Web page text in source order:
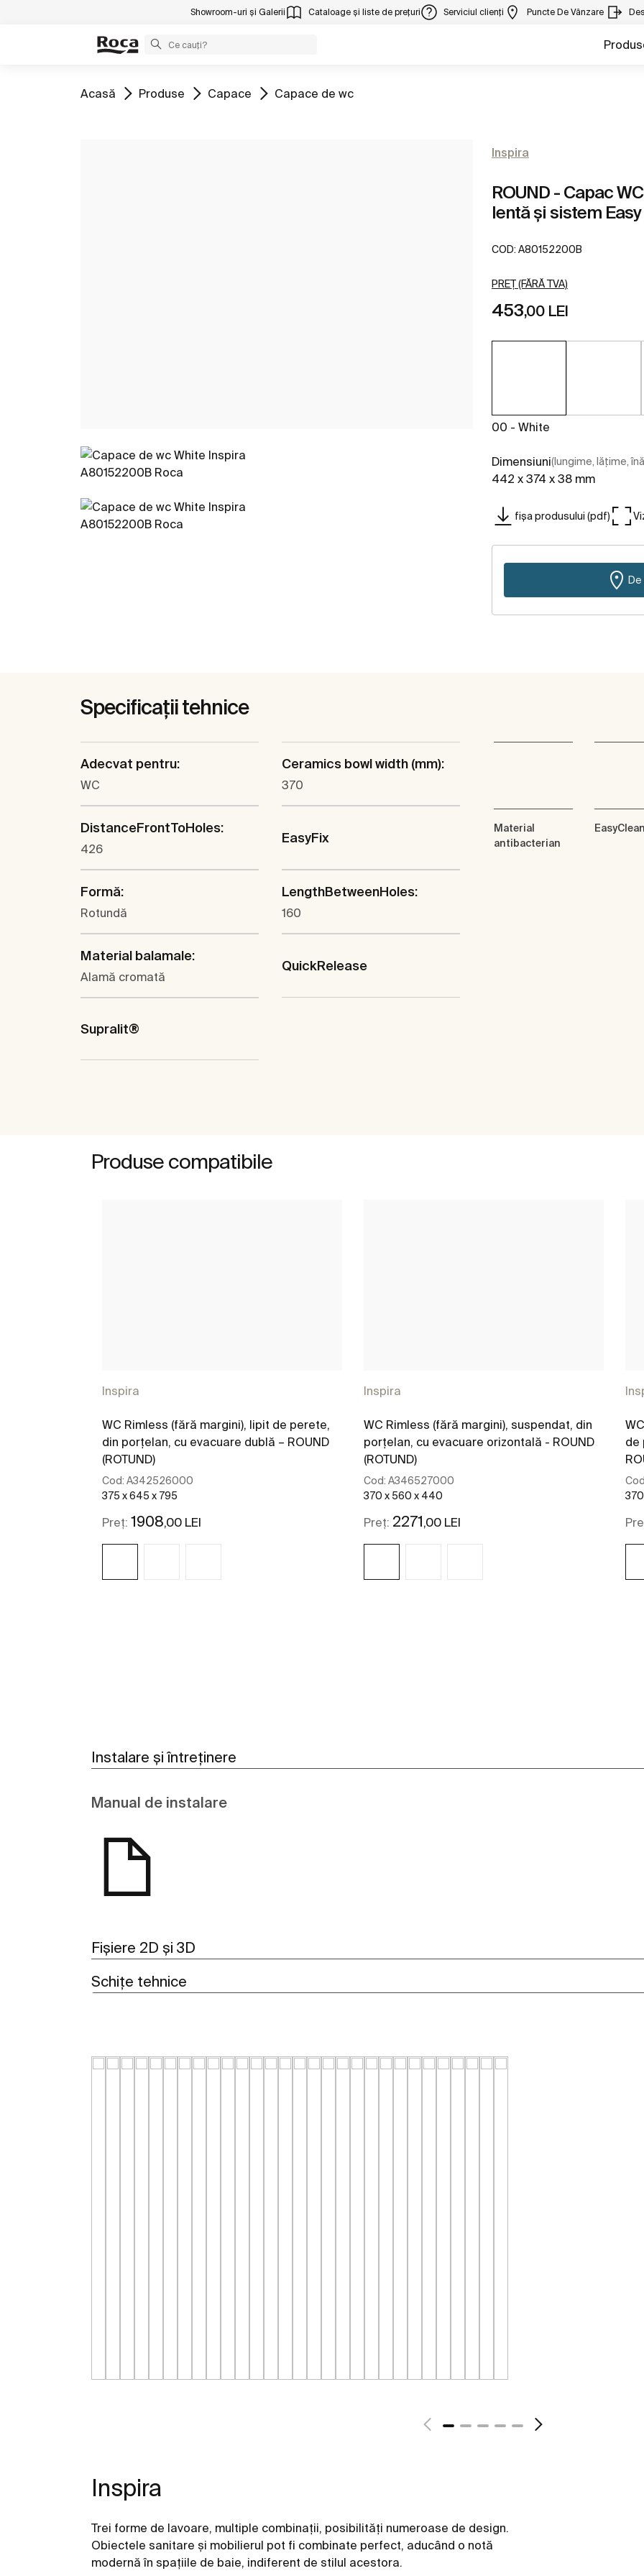
Showroom-uri și Galerii Cataloage și liste de prețuri Serviciul clienți Puncte De Vânzare
Mergeți la
Acasă Mergeți la
Produse Mergeți la
Capace Mergeți la
Capace de wc
Inspira
ROUND - Capac
lentă și sistem
COD: A80152200B
PREȚ (FĂRĂ TVA)
453,00 LEI
00 - White
Dimensiuni(lungime, lățime,
442 x 374 x 38 mm
fișa produsului (pdf)
Specificații tehnice
Adecvat pentru:
WC
Ceramics bowl width (mm):
370
DistanceFrontToHoles:
426
EasyFix
Formă:
Rotundă
LengthBetweenHoles:
160
Material balamale:
Alamă cromată
QuickRelease
Supralit®
Material
antibacterian
Produse compatibile
Inspira
WC Rimless (fără margini), lipit de perete,
din porțelan, cu evacuare dublă – ROUND
(ROTUND)
Cod: A342526000
375 x 645 x 795
Preț: 1908 ,00 LEI
Inspira
WC Rimless (fără margini), suspendat, din
porțelan, cu evacuare orizontală - ROUND
(ROTUND)
Cod: A346527000
370 x 560 x 440
Preț: 2271 ,00 LEI
de
Instalare și întreținere
Manual de instalare
Fișiere 2D și 3D
Schițe tehnice
Inspira
Trei forme de lavoare, multiple combinații, posibilități numeroase de design.
Obiectele sanitare și mobilierul pot fi combinate perfect, aducând o notă
modernă în spațiile de baie, indiferent de stilul acestora.